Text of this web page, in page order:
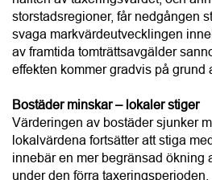
storstadsregioner, får nedgången
svaga markvärdeutvecklingen
av framtida tomträttsavgälder
effekten kommer gradvis på grund
Bostäder minskar – lokaler stiger
Värderingen av bostäder sjunker
lokalvärdena fortsätter att stiga
innebär en mer begränsad ökning
under den förra taxeringsperioden.